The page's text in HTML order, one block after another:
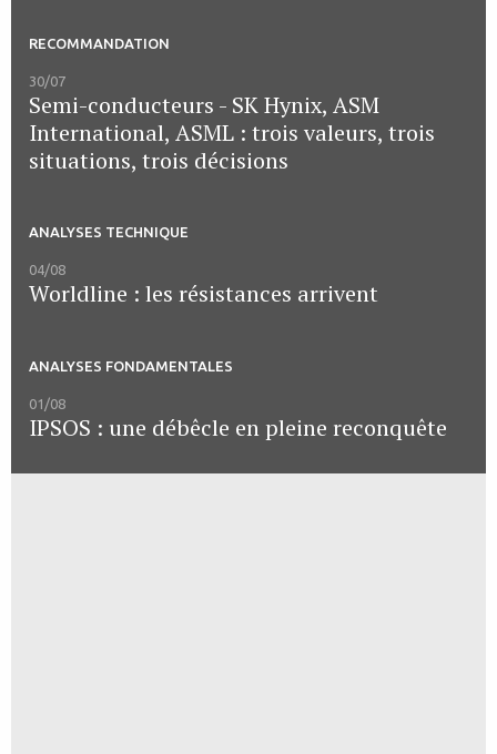
RECOMMANDATION
30/07
Semi-conducteurs - SK Hynix, ASM
International, ASML : trois valeurs, trois
situations, trois décisions
ANALYSES TECHNIQUE
04/08
Worldline : les résistances arrivent
ANALYSES FONDAMENTALES
01/08
IPSOS : une débêcle en pleine reconquête